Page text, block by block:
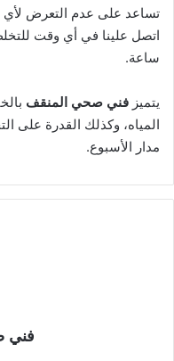
تساعد على عدم التعرض
ساعة.
يتميز فني صحي المنقف
المياه، وكذلك القدرة على
مدار الأسبوع.
فني